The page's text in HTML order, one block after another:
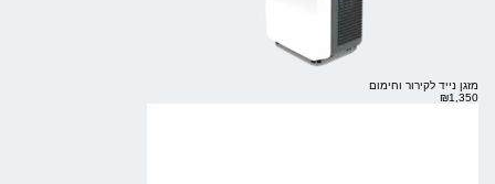
מזגן נייד לקירור וחימום
₪1,350